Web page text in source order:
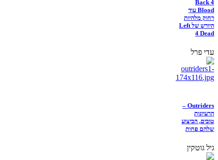
Back 4
Blood עוד
רחוק מלהיות
היורש של Left
4 Dead
עדי פרל
Outriders –
הרעיונות
טובים, הביצוע
שלהם פחות
גיל גוטקין